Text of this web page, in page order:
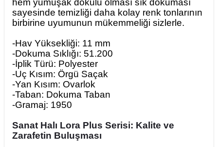
hem yumuşak dokulu olması sık dokuması
sayesinde temizliği daha kolay renk tonlarının
birbirine uyumunun mükemmeliği sizlerle.
-Hav Yüksekliği: 11 mm
-Dokuma Sıklığı: 51.200
-İplik Türü: Polyester
-Uç Kısım: Örgü Saçak
-Yan Kısım: Ovarlok
-Taban: Dokuma Taban
-Gramaj: 1950
Sanat Halı Lora Plus Serisi: Kalite ve
Zarafetin Buluşması